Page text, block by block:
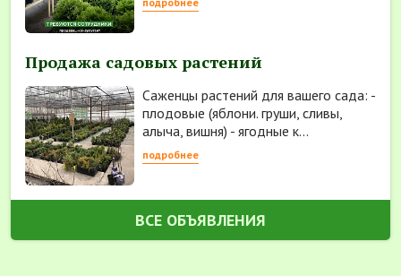
Продажа садовых растений
Саженцы растений для вашего сада: -
плодовые (яблони. груши, сливы,
алыча, вишня) - ягодные к...
подробнее
ВСЕ ОБЪЯВЛЕНИЯ